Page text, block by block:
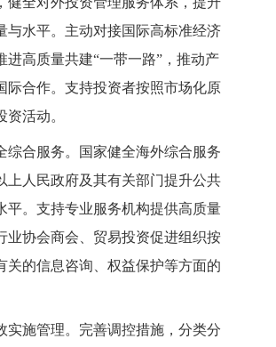
与水平。主动对接国际高标准经济
进高质量共建“一带一路”，推动产
际合作。支持投资者按照市场化原
资活动。
综合服务。国家健全海外综合服务
上人民政府及其有关部门提升公共
平。支持专业服务机构提供高质量
业协会商会、贸易投资促进组织按
关的信息咨询、权益保护等方面的
实施管理。完善调控措施，分类分